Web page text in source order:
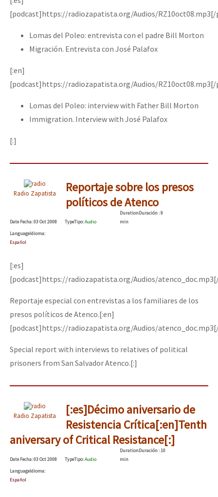
Fotorreportaje
Otras secciones
Semillero Guerra contra la Humanidad. (Las poblaciones y
la naturaleza bajo asedio)
Libros para descargar
Medios Libres
COVID-19
[podcast]https://radiozapatista.org/Audios/
Lomas del Poleo: entrevista con el padre Bill Morton
Migración. Entrevista con José Palafox
[:en]
[podcast]https://radiozapatista.org/Audios/
Lomas del Poleo: interview with Father Bill Morton
Immigration. Interview with José Palafox
[:]
Radio Zapatista
Reportaje sobre los presos
políticos de Atenco
DateFecha: 03 Oct 2008 TypeTipo:Audio
DurationDuración: 9
min
LanguageIdioma:
Español
[:es]
[podcast]https://radiozapatista.org/Audios/
Reportaje especial con entrevistas a los familiares de los
presos políticos de Atenco.[:en]
[podcast]https://radiozapatista.org/Audios/
Special report with interviews to relatives of political
prisoners from San Salvador Atenco.[:]
Radio Zapatista
[:es]Décimo aniversario de
Resistencia Crítica[:en]Tenth
aniversary of Critical Resistance[:]
DateFecha: 03 Oct 2008 TypeTipo:Audio
DurationDuración: 10
min
LanguageIdioma:
Español